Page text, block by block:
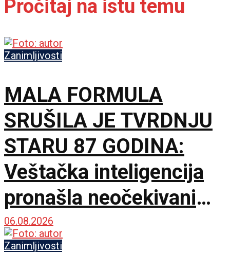
Pročitaj na istu temu
Zanimljivosti
MALA FORMULA
SRUŠILA JE TVRDNJU
STARU 87 GODINA:
Veštačka inteligencija
pronašla neočekivani
matematički primer
06.08.2026
Zanimljivosti